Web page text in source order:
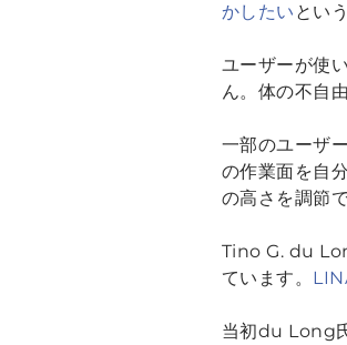
かしたい とい
ユーザーが使
ん。体の不自
一部のユーザ
の作業面を自
の高さを調節
Tino G. du
ています。
当初du Long